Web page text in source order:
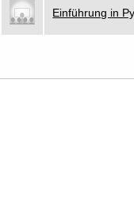
Einführung in